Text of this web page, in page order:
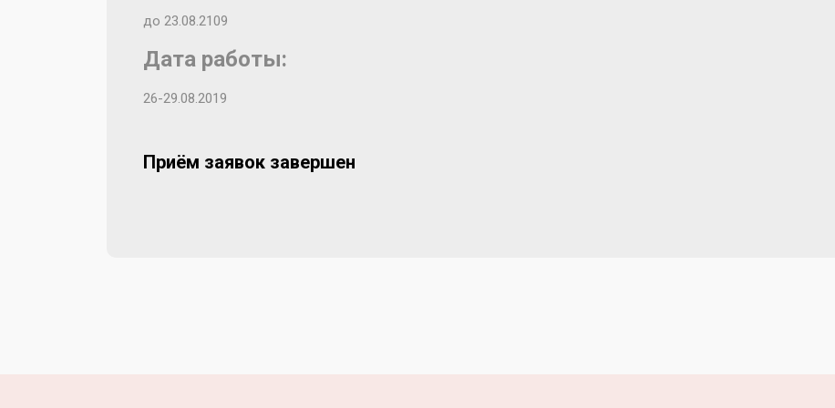
до 23.08.2109
Дата работы:
26-29.08.2019
Приём заявок завершен